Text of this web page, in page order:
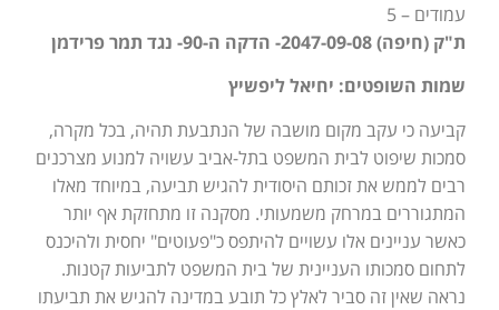
עמודים – 5
ת"ק (חיפה) 2047-09-08- הדקה ה-90- נגד תמר פרידמן
שמות השופטים: יחיאל ליפשיץ
קביעה כי עקב מקום מושבה של הנתבעת תהיה, בכל מקרה,
סמכות שיפוט לבית המשפט בתל-אביב עשויה למנוע מצרכנים
רבים לממש את זכותם היסודית להגיש תביעה, במיוחד מאלו
המתגוררים במרחק משמעותי. מסקנה זו מתחזקת אף יותר
כאשר עניינים אלו עשויים להיתפס כ"פעוטים" יחסית ולהיכנס
לתחום סמכותו העניינית של בית המשפט לתביעות קטנות.
נראה שאין זה סביר לאלץ כל תובע במדינה להגיש את תביעתו